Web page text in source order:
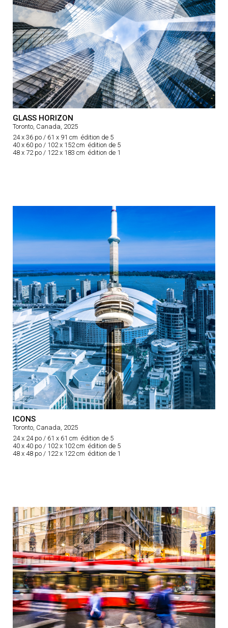
GLASS HORIZON
Toronto, Canada, 2025
24 x 36 po / 61 x 91 cm édition de 5
40 x 60 po / 102 x 152 cm édition de 5
48 x 72 po / 122 x 183 cm édition de 1
ICONS
Toronto, Canada, 2025
24 x 24 po / 61 x 61 cm édition de 5
40 x 40 po / 102 x 102 cm édition de 5
48 x 48 po / 122 x 122 cm édition de 1